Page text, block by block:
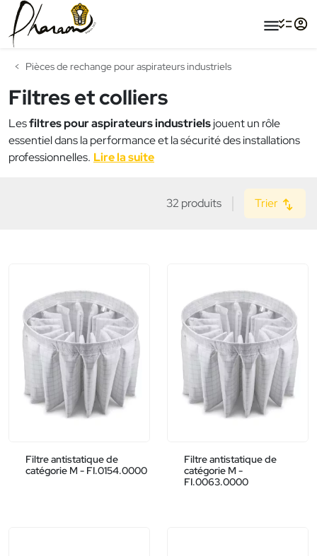
menu
Pièces de rechange pour aspirateurs industriels
Filtres et colliers
Lesfiltres pour aspirateurs industrielsjouent un rôle
essentiel dans la performance et la sécurité des installations
professionnelles. Lire la suite
32 produits Trier
Filtre antistatique de
catégorie M - FI.0154.0000
Filtre antistatique de
catégorie M -
FI.0063.0000